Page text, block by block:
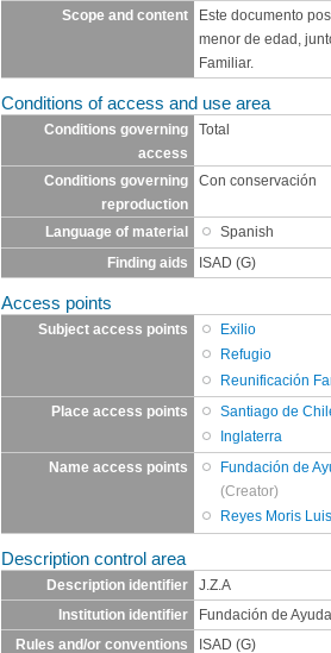
Scope and content
Este documento
menor de edad,
Familiar.
Conditions of access and use area
Conditions governing
access
Total
Conditions governing
reproduction
Con conservación
Language of material
Spanish
Finding aids
ISAD (G)
Access points
Subject access points
Exilio
Refugio
Reunificación
Place access points
Santiago de
Inglaterra
Name access points
Fundación de
(Creator)
Reyes Moris
Description control area
Description identifier
J.Z.A
Institution identifier
Fundación de
Rules and/or conventions
ISAD (G)